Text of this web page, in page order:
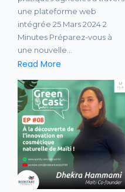
une plateforme web
intégrée 25 Mars 2024 2
Minutes Préparez-vous à
une nouvelle…
Read More